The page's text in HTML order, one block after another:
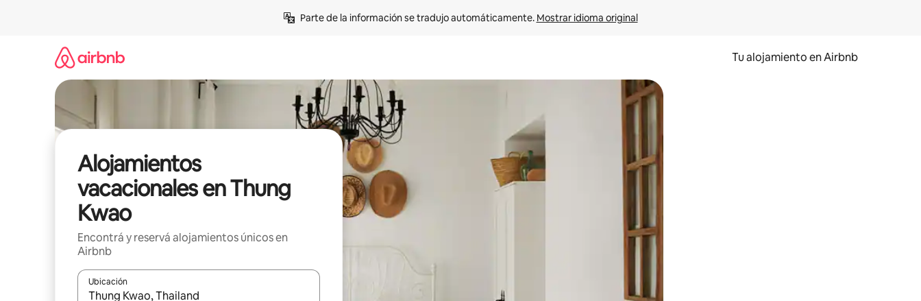
Parte de la información se tradujo automáticamente. Mostrar idioma original
Tu alojamiento en Airbnb
Alojamientos
vacacionales en Thung
Kwao
Encontrá y reservá alojamientos únicos en
Airbnb
Ubicación
Cuando los resultados estén disponibles, navegá con las teclas de flecha hacia arriba y hacia abajo o explorá deslizando el dedo.